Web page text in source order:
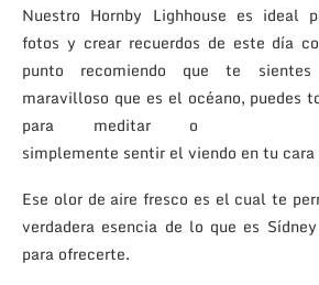
Nuestro Hornby Lighhouse es ideal
fotos y crear recuerdos de este día
punto recomiendo que te
maravilloso que es el océano, puedes
para meditar o
simplemente sentir el viendo en tu
Ese olor de aire fresco es el cual te
verdadera esencia de lo que es
para ofrecerte.